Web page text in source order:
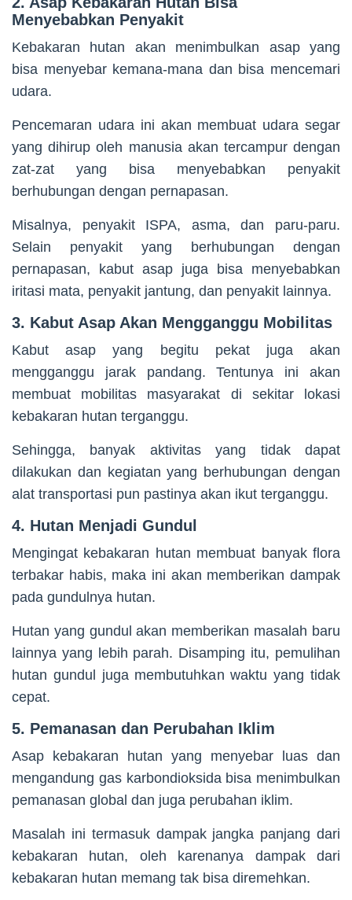
Menyebabkan Penyakit
Kebakaran hutan akan menimbulkan asap yang
bisa menyebar kemana-mana dan bisa mencemari
udara.
Pencemaran udara ini akan membuat udara segar
yang dihirup oleh manusia akan tercampur dengan
zat-zat yang bisa menyebabkan penyakit
berhubungan dengan pernapasan.
Misalnya, penyakit ISPA, asma, dan paru-paru.
Selain penyakit yang berhubungan dengan
pernapasan, kabut asap juga bisa menyebabkan
iritasi mata, penyakit jantung, dan penyakit lainnya.
3. Kabut Asap Akan Mengganggu Mobilitas
Kabut asap yang begitu pekat juga akan
mengganggu jarak pandang. Tentunya ini akan
membuat mobilitas masyarakat di sekitar lokasi
kebakaran hutan terganggu.
Sehingga, banyak aktivitas yang tidak dapat
dilakukan dan kegiatan yang berhubungan dengan
alat transportasi pun pastinya akan ikut terganggu.
4. Hutan Menjadi Gundul
Mengingat kebakaran hutan membuat banyak flora
terbakar habis, maka ini akan memberikan dampak
pada gundulnya hutan.
Hutan yang gundul akan memberikan masalah baru
lainnya yang lebih parah. Disamping itu, pemulihan
hutan gundul juga membutuhkan waktu yang tidak
cepat.
5. Pemanasan dan Perubahan Iklim
Asap kebakaran hutan yang menyebar luas dan
mengandung gas karbondioksida bisa menimbulkan
pemanasan global dan juga perubahan iklim.
Masalah ini termasuk dampak jangka panjang dari
kebakaran hutan, oleh karenanya dampak dari
kebakaran hutan memang tak bisa diremehkan.